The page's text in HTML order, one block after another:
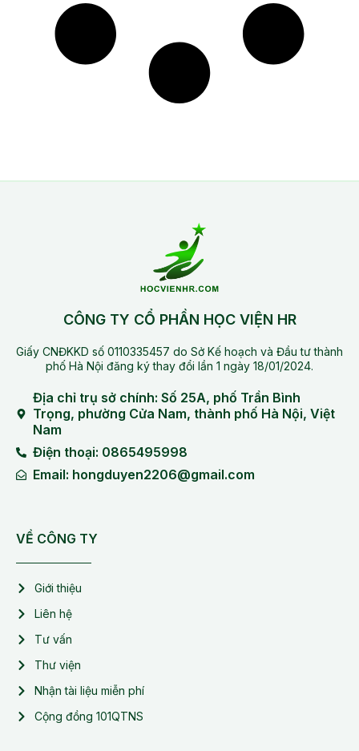
CÔNG TY CỔ PHẦN HỌC VIỆN HR
Giấy CNĐKKD số 0110335457 do Sở Kế hoạch và Đầu tư thành
phố Hà Nội đăng ký thay đổi lần 1 ngày 18/01/2024.
Địa chỉ trụ sở chính: Số 25A, phố Trần Bình
Trọng, phường Cửa Nam, thành phố Hà Nội, Việt
Nam
Điện thoại: 0865495998
Email: hongduyen2206@gmail.com
VỀ CÔNG TY
Giới thiệu
Liên hệ
Tư vấn
Thư viện
Nhận tài liệu miễn phí
Cộng đồng 101QTNS